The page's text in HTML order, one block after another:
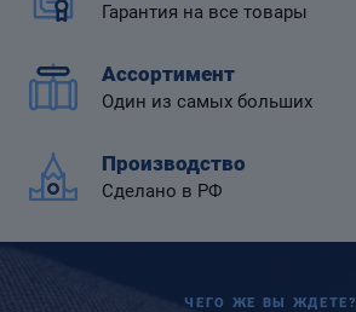
Гарантия на все товары
Ассортимент
Один из самых больших
Производство
Сделано в РФ
ЧЕГО ЖЕ ВЫ ЖДЕТЕ?